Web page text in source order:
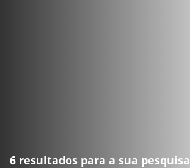
6 resultados para a sua pesquisa